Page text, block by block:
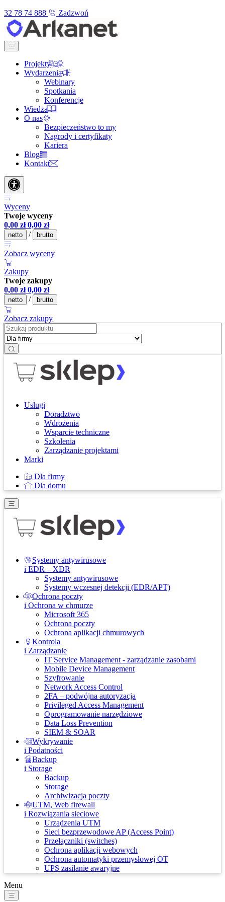
32 78 74 888
Zadzwoń
Projekty
Wydarzenia
Webinary
Spotkania
Konferencje
Wiedza
O nas
Bezpieczeństwo to my
Nagrody i certyfikaty
Kariera
Blog
Kontakt
Wyceny
Twoje wyceny
0,00 zł 0,00 zł
netto / brutto
Zobacz wyceny
Zakupy
Twoje zakupy
0,00 zł 0,00 zł
netto / brutto
Zobacz zakupy
Usługi
Doradztwo
Wdrożenia
Wsparcie techniczne
Szkolenia
Zarządzanie projektami
Marki
Dla firmy
Dla domu
Systemy antywirusowe
i EDR – XDR
Systemy antywirusowe
Systemy wczesnej detekcji (EDR/APT)
Ochrona poczty
i Ochrona w chmurze
Microsoft 365
Ochrona poczty
Ochrona aplikacji chmurowych
Kontrola
i Zarządzanie
IT Service Management - zarządzanie zasobami
Mobile Device Management
Szyfrowanie
Network Access Control
2FA – podwójna autoryzacja
Privileged Access Management
Oprogramowanie narzędziowe
Data Loss Prevention
SIEM & SOAR
Wykrywanie
i Podatności
Backup
i Storage
Backup
Storage
Archiwizacja poczty
UTM, Web firewall
i Rozwiązania sieciowe
Urządzenia UTM
Sieci bezprzewodowe AP (Access Point)
Przełączniki (switches)
Ochrona aplikacji webowych
Ochrona automatyki przemysłowej OT
UPS zasilanie awaryjne
Menu